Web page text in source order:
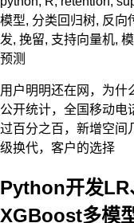
模型, 分类回归树, 反向
发, 挽留, 支持向量机,
预测
用户明明还在网，为什
公开统计，全国移动电
过百分之百，新增空间
级换代，客户的选择
Python开发LR
XGBoost多模